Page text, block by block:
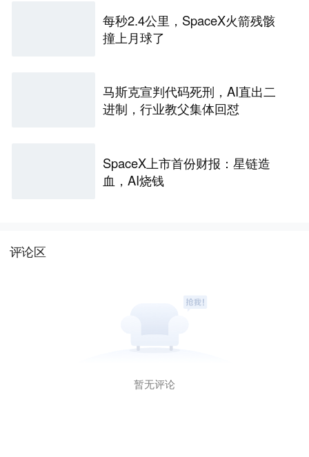
每秒2.4公里，SpaceX火箭残骸
撞上月球了
马斯克宣判代码死刑，AI直出二
进制，行业教父集体回怼
SpaceX上市首份财报：星链造
血，AI烧钱
评论区
暂无评论